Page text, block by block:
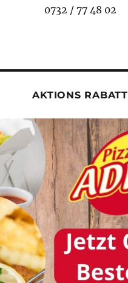
0732 / 77 48 02
AKTIONS RABATT